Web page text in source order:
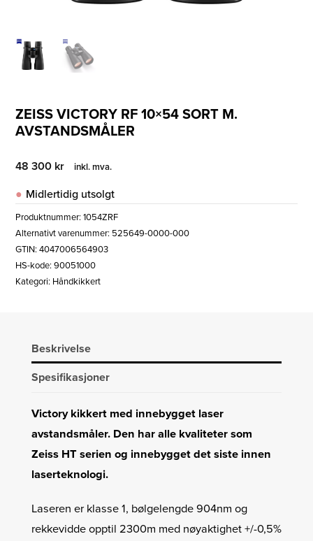
ZEISS VICTORY RF 10×54 SORT M.
AVSTANDSMÅLER
48 300 kr inkl. mva.
Midlertidig utsolgt
Produktnummer:1054ZRF
Alternativt varenummer: 525649-0000-000
GTIN: 4047006564903
HS-kode: 90051000
Kategori: Håndkikkert
Beskrivelse
Spesifikasjoner
Victory kikkert med innebygget laser
avstandsmåler. Den har alle kvaliteter som
Zeiss HT serien og innebygget det siste innen
laserteknologi.
Laseren er klasse 1, bølgelengde 904nm og
rekkevidde opptil 2300m med nøyaktighet +/-0,5%